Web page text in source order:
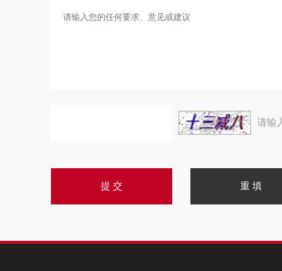
请输